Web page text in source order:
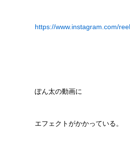
https://www.instagram.com/
ぽん太の動画に
エフェクトがかかっている。